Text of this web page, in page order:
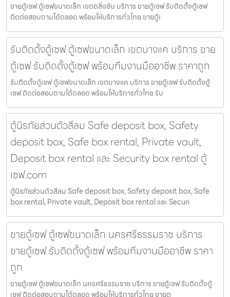
ขายตู้เซฟ ตู้เซฟขนาดเล็ก เขตตลิ่งชัน บริการ ขายตู้เซฟ รับติดตั้งตู้เซฟ
ติดต่อสอบถามได้ตลอด พร้อมให้บริการทั่วไทย ขายตู้เ
รับติดตั้งตู้เซฟ ตู้เซฟขนาดเล็ก เขตบางแค บริการ ขาย
ตู้เซฟ รับติดตั้งตู้เซฟ พร้อมทีมงานมืออาชีพ ราคาถูก
รับติดตั้งตู้เซฟ ตู้เซฟขนาดเล็ก เขตบางแค บริการ ขายตู้เซฟ รับติดตั้งตู้
เซฟ ติดต่อสอบถามได้ตลอด พร้อมให้บริการทั่วไทย รับ
ตู้นิรภัยส่วนตัวสีลม Safe deposit box, Safety
deposit box, Safe box rental, Private vault,
Deposit box rental และ Security box rental ตู้
เซฟ.com
ตู้นิรภัยส่วนตัวสีลม Safe deposit box, Safety deposit box, Safe
box rental, Private vault, Deposit box rental และ Securi
ขายตู้เซฟ ตู้เซฟขนาดเล็ก นครศรีธรรมราช บริการ
ขายตู้เซฟ รับติดตั้งตู้เซฟ พร้อมทีมงานมืออาชีพ ราคา
ถูก
ขายตู้เซฟ ตู้เซฟขนาดเล็ก นครศรีธรรมราช บริการ ขายตู้เซฟ รับติดตั้งตู้
เซฟ ติดต่อสอบถามได้ตลอด พร้อมให้บริการทั่วไทย ขายตู